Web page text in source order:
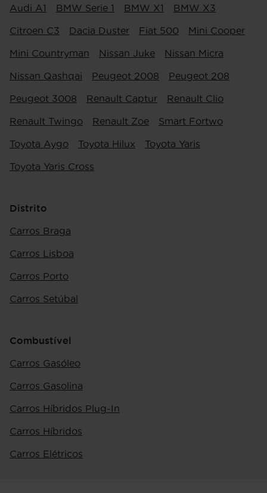
Audi A1 BMW Serie 1 BMW X1 BMW X3
Citroen C3 Dacia Duster Fiat 500 Mini Cooper
Mini Countryman Nissan Juke Nissan Micra
Nissan Qashqai Peugeot 2008 Peugeot 208
Peugeot 3008 Renault Captur Renault Clio
Renault Twingo Renault Zoe Smart Fortwo
Toyota Aygo Toyota Hilux Toyota Yaris
Toyota Yaris Cross
Distrito
Carros Braga
Carros Lisboa
Carros Porto
Carros Setúbal
Combustível
Carros Gasóleo
Carros Gasolina
Carros Híbridos Plug-In
Carros Híbridos
Carros Elétricos